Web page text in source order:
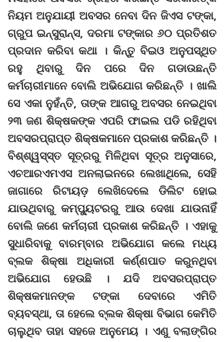
ନିୟମ ଅନୁଯାୟୀ ଅବସର ନେବା ଦିନ ଜିଏସ ଟଙ୍କା,
ଗ୍ରୁପ ଇନ୍ସୁରାନ୍ସ, ଦରମା ଟଙ୍କାର ୬୦ ପ୍ରତିଶତ
ପ୍ରଦାନ କରିବା କଥା । କିନ୍ତୁ ବିଇଓ ଅନୁପସ୍ଥିତ
ରହୁ ଥିବାରୁ ଦିନ ପରେ ଦିନ ଗଡାଉଛନ୍ତି
କର୍ମଚାରୀମାନେ ବୋଲି ଅଭିଯୋଗ କରିଛନ୍ତି । ଖାଲି
ସେ ଏକା ନୁହଁନ୍ତି, ତାଙ୍କ ଆଗରୁ ଅବସର ନେଇଥିବା
୨୩ ଜଣ ଶିକ୍ଷକଙ୍କ ଏପରି ଫାଇଲ ପଡି ରହିଥିବା
ଅବସରପ୍ରାପ୍ତ ଶିକ୍ଷକମାନେ ପ୍ରକାଶ କରିଛନ୍ତି ।
ବିଶ୍‌ଶ୍ୱସ୍‌ସ୍ତ ସୂତ୍ରରୁ ମିଳିଥିବା ସୂତ୍ର ଅନୁସାରେ,
ଏଚଆରଏମଏସ ଅନଲାଇନରେ ଲେଖାଥିଲେ, ସେହି
ଜାଗାରେ ରିଟାୟଡ଼ ଲେଖିଦେଲେ ଡିଲିଟ ହୋଇ
ଯାଉଥିବାରୁ କମ୍ପ୍ୟୁଟରରୁ ଆଉ ଦେଖା ଯାଉନାହିଁ
ବୋଲି ଜଣେ କର୍ମଚାରୀ ପ୍ରକାଶ କରିଛନ୍ତି । ଏହାକୁ
ସୁଧାରିବାକୁ ବାରମ୍ବାର ଅଭିଯୋଗ କଲେ ମଧ୍ୟ
ବ୍ଲକ ଶିକ୍ଷା ଅଧିକାରୀ କର୍ଣ୍ଣପାତ କରୁନଥିବା
ଅଭିଯୋଗ ହେଉଛି । ଯଦି ଅବସରପ୍ରାପ୍ତ
ଶିକ୍ଷକମାନଙ୍କ ଟଙ୍କା ଦେବାରେ ଏମିତି
ବ୍ୟବସ୍ଥା, ତା ହେଲେ ବ୍ଲକ ଶିକ୍ଷା ବିଭାଗ କେମିତି
ଚାଲୁଥିବ ତାହା ସହଜେ ଅନୁମେୟ । ଏଣୁ ବଲାଙ୍ଗିର